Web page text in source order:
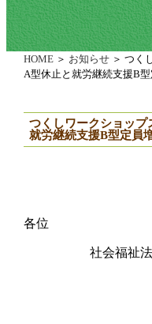
HOME＞ お知らせ＞ つく
A型休止と就労継続支援B
つくしワークショップ
就労継続支援B型定員
各位
社会福祉